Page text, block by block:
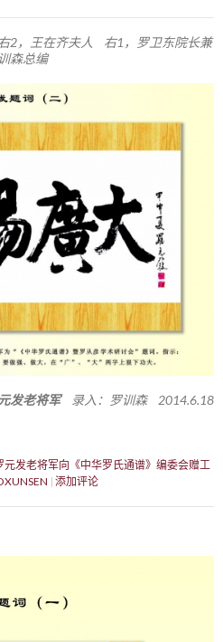
2，王在齐夫人 右1，罗卫东院长兼
森总编
发老将军录入：罗训森 2014.6.18
发老将军向《中华罗氏通谱》编委会赠工
添加评论